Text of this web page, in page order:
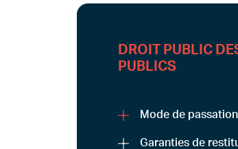
DROIT PUBLIC
PUBLICS
Mode de
Garanties de